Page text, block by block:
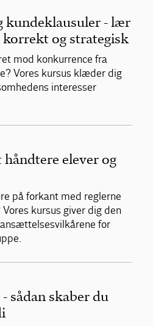
kundeklausuler - lær
korrekt og strategisk
mod konkurrence fra
Vores kursus klæder dig
interesser
håndtere elever og
på forkant med reglerne
kursus giver dig den
for
sådan skaber du